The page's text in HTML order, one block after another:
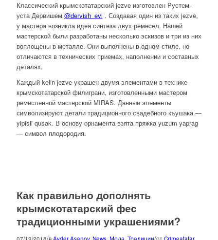
Классический крымскотатарский jezve изготовлен Рустем-
уста Дервишем @dervish_evi. Создавая один из таких jezve,
у мастера возникла идея синтеза двух ремесел. Нашей
мастерской были разработаны несколько эскизов и три из них
воплощены в металле. Они выполнены в одном стиле, но
отличаются в технических приемах, наполнении и составных
деталях.
Каждый kelin jezve украшен двумя элементами в технике
крымскотатарской филиграни, изготовленными мастером
ремесленной мастерской MIRAS. Данные элементы
символизируют детали традиционного свадебного къушака —
yipisli qusak. В основу орнамента взята пряжка yuzum yaprag
— символ плодородия.
Как правильно дополнять
крымскотатарский фес
традиционными украшениями?